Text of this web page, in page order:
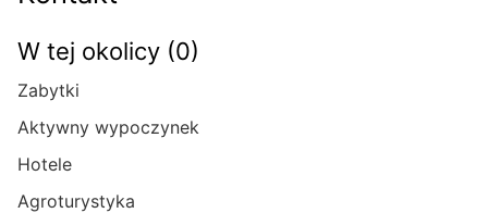
W tej okolicy (0)
Zabytki
Aktywny wypoczynek
Hotele
Agroturystyka